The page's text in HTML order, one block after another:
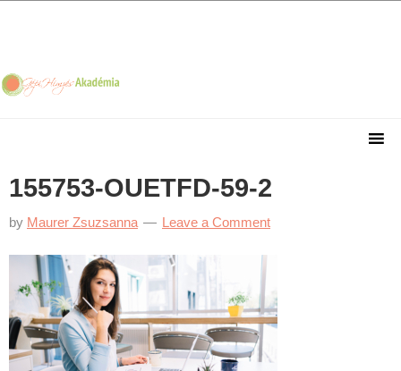
navigation
content
sidebar
155753-OUETFD-59-2
by Maurer Zsuzsanna Leave a Comment